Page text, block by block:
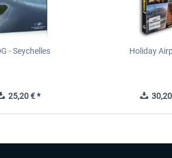
- Seychelles
25,20 € *
Holiday
30,20